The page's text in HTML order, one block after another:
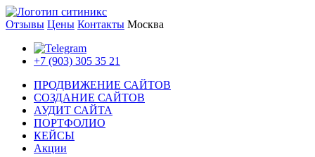
Отзывы Цены Контакты Москва
+7 (903) 305 35 21
ПРОДВИЖЕНИЕ САЙТОВ
СОЗДАНИЕ САЙТОВ
АУДИТ САЙТА
ПОРТФОЛИО
КЕЙСЫ
Акции